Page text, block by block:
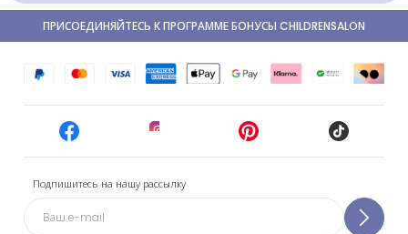
Подпишитесь на нашу рассылку
ПРИСОЕДИНЯЙТЕСЬ К ПРОГРАММЕ БОНУСЫ CHILDRENSALON